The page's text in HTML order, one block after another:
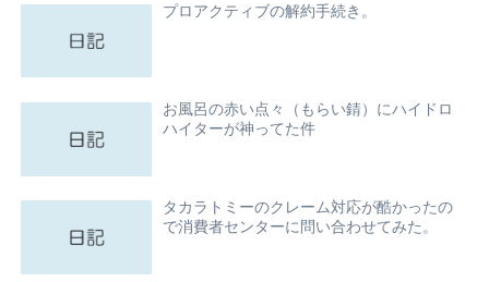
プロアクティブの解約手続き。
お風呂の赤い点々（もらい錆）にハイドロ
ハイターが神ってた件
タカラトミーのクレーム対応が酷かったの
で消費者センターに問い合わせてみた。